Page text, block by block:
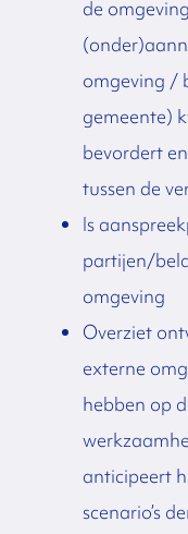
de
omgeving /
gemeente)
bevordert
tussen de
Is
partijen/
omgeving
Overziet
externe
hebben op
anticipeert
scenario’s